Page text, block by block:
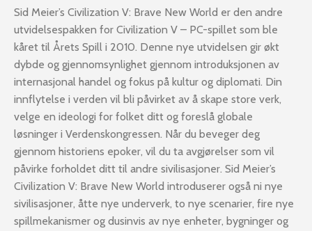
Sid Meier’s Civilization V: Brave New World er den andre
utvidelsespakken for Civilization V – PC-spillet som ble
kåret til Årets Spill i 2010. Denne nye utvidelsen gir økt
dybde og gjennomsynlighet gjennom introduksjonen av
internasjonal handel og fokus på kultur og diplomati. Din
innflytelse i verden vil bli påvirket av å skape store verk,
velge en ideologi for folket ditt og foreslå globale
løsninger i Verdenskongressen. Når du beveger deg
gjennom historiens epoker, vil du ta avgjørelser som vil
påvirke forholdet ditt til andre sivilisasjoner. Sid Meier’s
Civilization V: Brave New World introduserer også ni nye
sivilisasjoner, åtte nye underverk, to nye scenarier, fire nye
spillmekanismer og dusinvis av nye enheter, bygninger og